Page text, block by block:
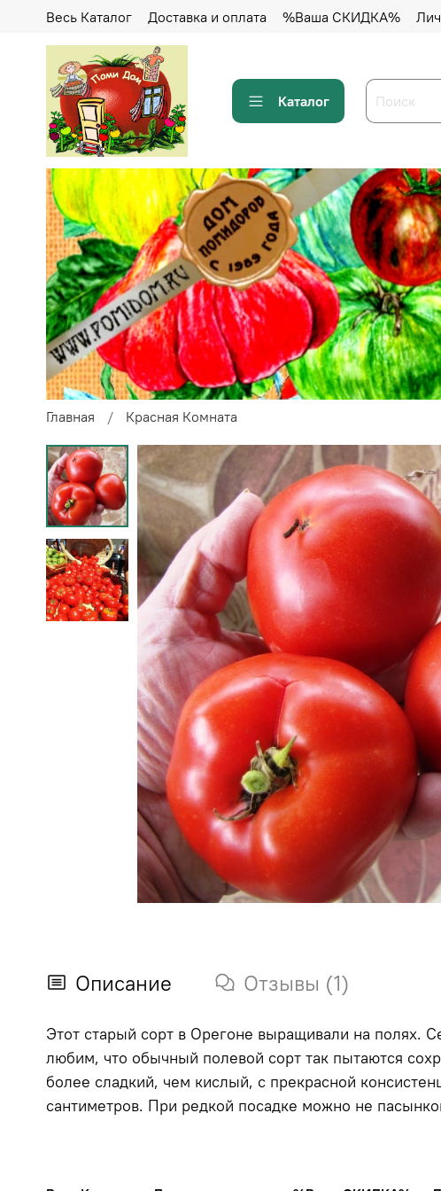
Весь Каталог Доставка и оплата %Ваша СКИДКА%
Каталог
Главная Красная Комната
Описание Отзывы (1)
Этот старый сорт в Орегоне выращивали на полях.
любим, что обычный полевой сорт так пытаются
более сладкий, чем кислый, с прекрасной
сантиметров. При редкой посадке можно не